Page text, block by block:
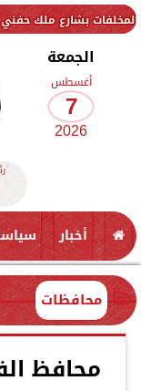
طنًا من المخلفات
الجمعة
أغسطس
7
2026
أخبار
محافظات
محافظ